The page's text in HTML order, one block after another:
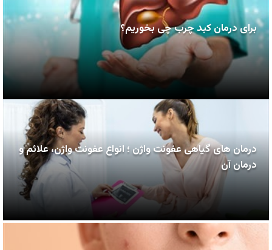
برای درمان کبد چرب چی بخوریم؟
درمان های گیاهی عفونت واژن ؛ انواع عفونت واژن، علائم و
درمان آن